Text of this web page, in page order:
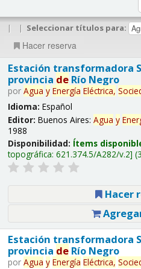
| | Seleccionar títulos para:
Hacer reserva
Estación transformadora
provincia deRío Negro
por Agua y Energía Eléctrica,
Idioma: Español
Editor: Buenos Aires: Agua y
1988
Disponibilidad: Ítems
topográfica: 621.374.5/A282/v.2
Hacer
Estación transformadora
provincia deRío Negro
por Agua y Energía Eléctrica,